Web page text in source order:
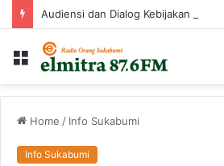
Menu
Home / Info Sukabumi
Info Sukabumi